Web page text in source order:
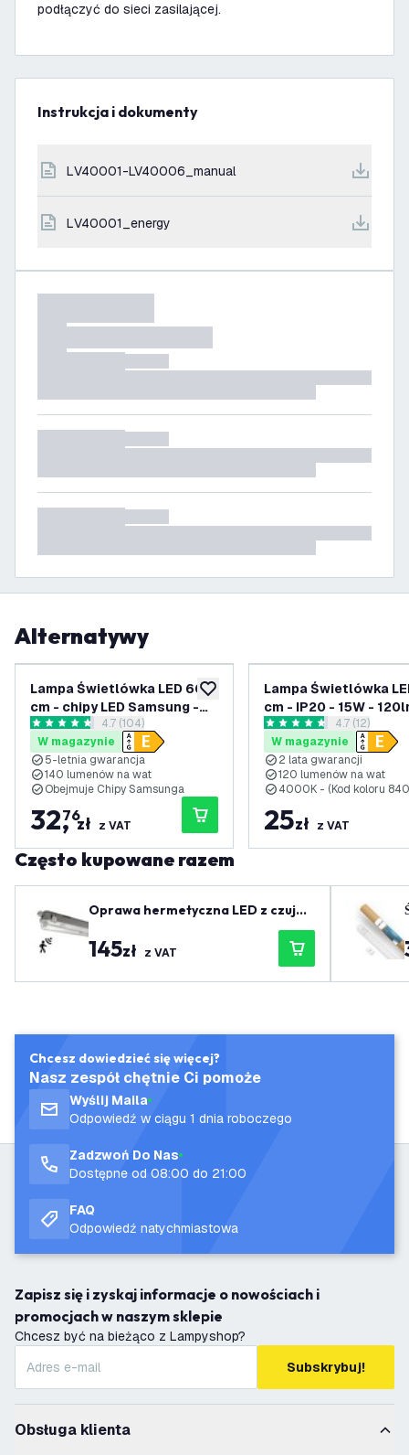
podłączyć do sieci zasilającej.
Instrukcja i dokumenty
LV40001-LV40006_manual
LV40001_energy
Alternatywy
dodaj do listy życzeń
Lampa Świetlówka LED 60
cm - chipy LED Samsung -
15W - 6500K - IP20 - 5 lat
gwarancji
otwórz panel recenzji
4.7 Gwiazdki oceny
4.7 (104)
W magazynie
5-letnia gwarancja
140 lumenów na wat
Obejmuje Chipy Samsunga
32,
76zł z VAT
Lampa Świetlówka
cm - IP20 - 15W -
4000K - 2 lata
otwórz
4.7 Gwiazdki oceny
4.7 (12)
W magazynie
2 lata gwarancji
120 lumenów na wat
4000K - (Kod koloru
25zł z VAT
Często kupowane razem
Oprawa hermetyczna LED z czujni
145zł z VAT
Chcesz dowiedzieć się więcej?
Nasz zespół chętnie Ci pomoże
Wyślij Maila
Odpowiedź w ciągu 1 dnia roboczego
Zadzwoń Do Nas
Dostępne od 08:00 do 21:00
FAQ
Odpowiedź natychmiastowa
Zapisz się i zyskaj informacje o nowościach i
promocjach w naszym sklepie
Chcesz być na bieżąco z Lampyshop?
Subskrybuj!
Obsługa klienta